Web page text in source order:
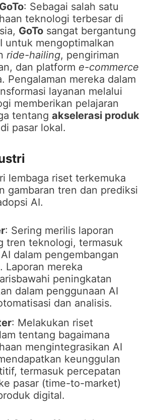
: Sebagai salah satu
teknologi terbesar di
GoTo sangat bergantung
untuk mengoptimalkan
ride-hailing, pengiriman
dan platform e-commerce
Pengalaman mereka dalam
layanan melalui
memberikan pelajaran
tentang akselerasi produk
di pasar lokal.
lembaga riset terkemuka
gambaran tren dan prediksi
AI.
: Sering merilis laporan
tren teknologi, termasuk
dalam pengembangan
Laporan mereka
peningkatan
dalam penggunaan AI
dan analisis.
: Melakukan riset
tentang bagaimana
mengintegrasikan AI
keunggulan
termasuk percepatan
pasar (time-to-market)
digital.